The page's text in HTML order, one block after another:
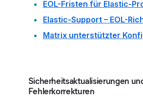
EOL-Fristen für Elastic-
Elastic-Support – EOL-
Matrix unterstützter
Sicherheitsaktualisierungen
Fehlerkorrekturen